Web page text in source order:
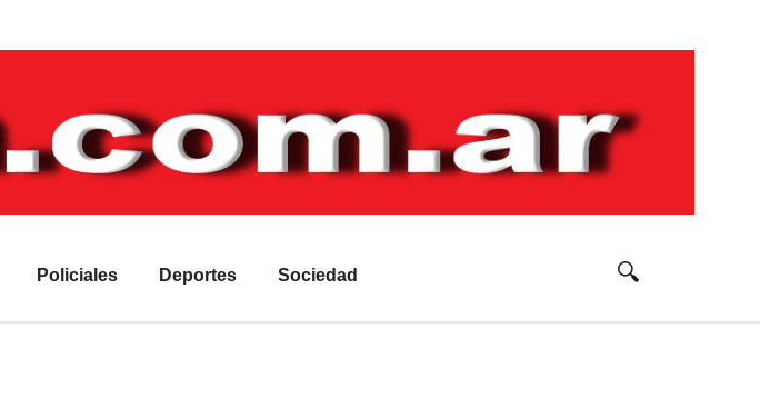
Policiales Deportes Sociedad